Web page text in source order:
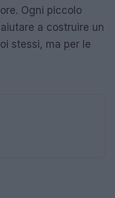
Ogni piccolo
a costruire un
stessi, ma per le